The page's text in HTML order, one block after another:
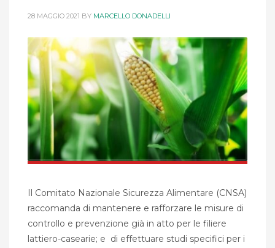
28 MAGGIO 2021 BY MARCELLO DONADELLI
Il Comitato Nazionale Sicurezza Alimentare (CNSA)
raccomanda di mantenere e rafforzare le misure di
controllo e prevenzione già in atto per le filiere
lattiero-casearie; e di effettuare studi specifici per i